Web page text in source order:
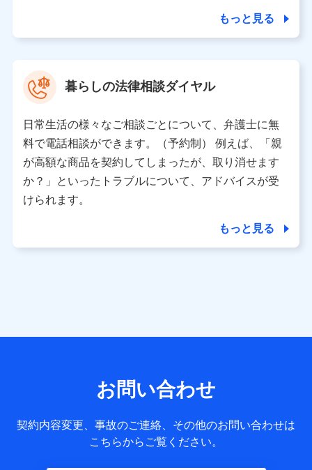
氏名、電話番号、メールアドレス、お客さまの識別子、属
性、連絡先、dポイントサービスのご利用に関する情報。例
として、dポイントカード番号、性別、年齢、家族構成、住
所、dポイント残高、dポイント利用履歴などが含まれます。
利用情報
当社又は株式会社NTTドコモが提供する各種サービスなどの
ご契約・ご利用などに関する情報。例として、当社又は株式
会社NTTドコモが提供する各種サービスのご契約状態・ご利
用履歴インターネット利用時の行動に関する情報、アプリケ
ーション利用時の行動に関する情報、購入されたサービスや
当社又は株式会社NTTドコモが提供する保険関連サービスに
送信履歴などの情報）が含まれます。
約に関する情報。例として、保険契約者及び被保険者の氏
名、住所、生年月日、性別、保険契約者と被保険者の関係、
保険加入の目的、保険商品の内容、保険料、保険料のお支払
もっと見る
暮らしの法律相談ダイヤル
日常生活の様々なご相談ごとについて、弁護士に無
料で電話相談ができます。（予約制） 例えば、「親
が高額な商品を契約してしまったが、取り消せます
か？」といったトラブルについて、アドバイスが受
けられます。
もっと見る
お問い合わせ
契約内容変更、事故のご連絡、その他のお問い合わせは
こちらからご覧ください。